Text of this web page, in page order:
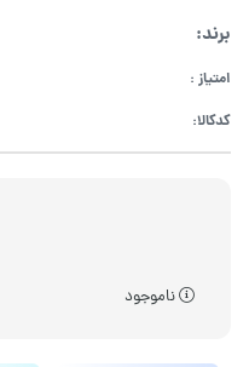
برند:
امتیاز :
کدکالا:
ناموجود